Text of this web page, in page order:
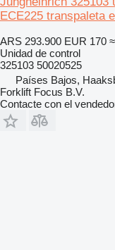
ECE225 transpaleta
ARS 293.900 EUR 170
Unidad de control
325103 50020525
Países Bajos,
Forklift Focus B.V.
Contacte con el